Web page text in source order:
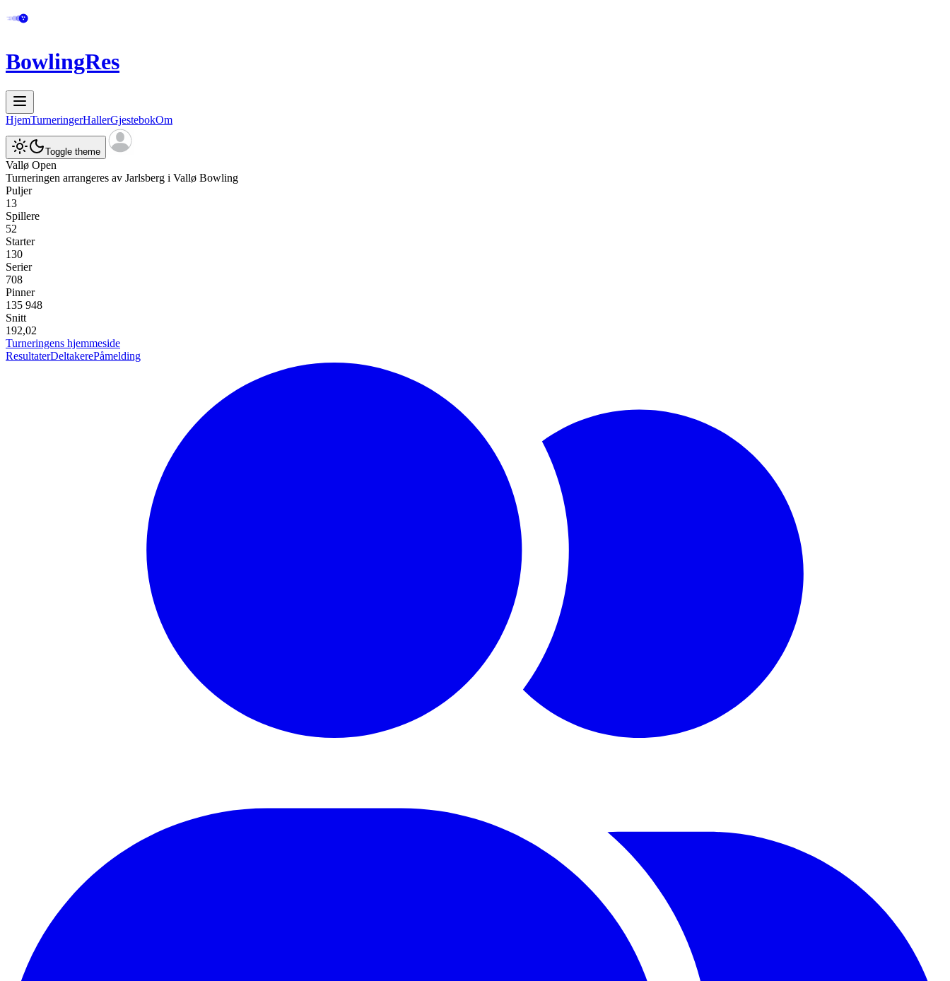
BowlingRes
HjemTurneringerHallerGjestebokOm
Toggle theme
Vallø Open
Turneringen arrangeres av Jarlsberg i Vallø Bowling
Puljer
13
Spillere
52
Starter
130
Serier
708
Pinner
135 948
Snitt
192,02
Turneringens hjemmeside
ResultaterDeltakerePåmelding